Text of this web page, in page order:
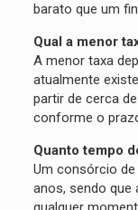
barato que um
Qual a menor
A menor taxa
atualmente
partir de cerca
conforme o
Quanto tempo
Um consórcio
anos, sendo que